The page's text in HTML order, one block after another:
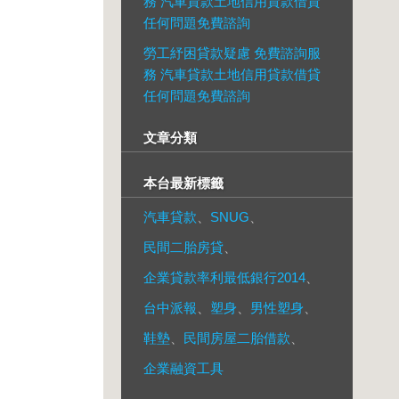
任何問題免費諮詢
勞工紓困貸款疑慮 免費諮詢服
務 汽車貸款土地信用貸款借貸
任何問題免費諮詢
文章分類
本台最新標籤
汽車貸款 SNUG
民間二胎房貸
企業貸款率利最低銀行2014
台中派報
塑身 男性塑身
鞋墊
民間房屋二胎借款
企業融資工具